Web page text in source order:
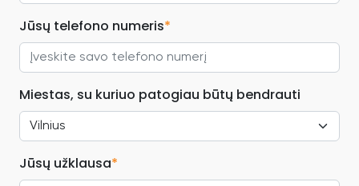
Jūsų telefono numeris*
Miestas, su kuriuo patogiau būtų bendrauti
Jūsų užklausa*